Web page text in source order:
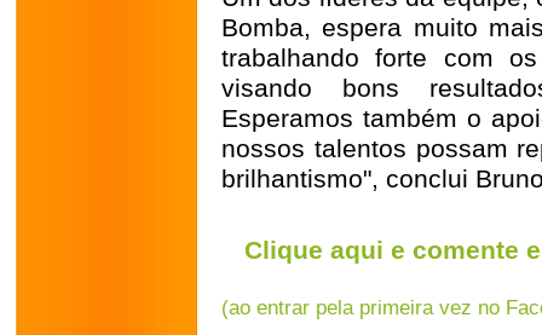
Bomba, espera muito
trabalhando forte com
visando bons
Esperamos também o
nossos talentos possam
brilhantismo", conclui
Clique aqui e comente
(ao entrar pela primeira vez no